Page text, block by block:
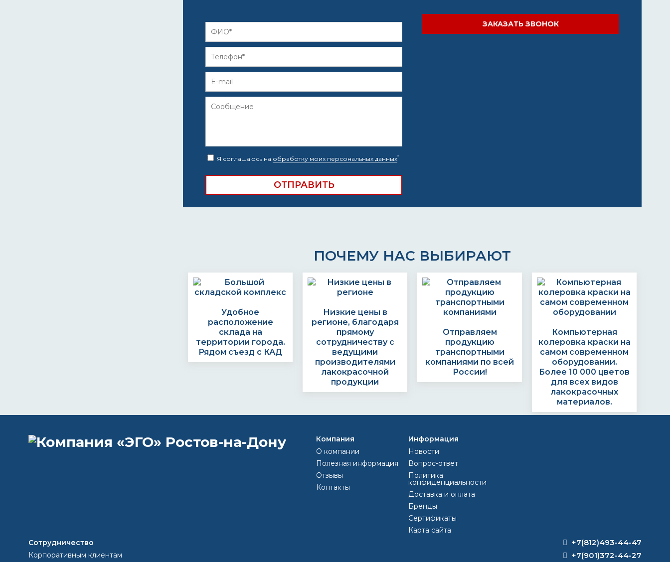
Я соглашаюсь на обработку моих персональных данных*
ЗАКАЗАТЬ ЗВОНОК
ПОЧЕМУ НАС ВЫБИРАЮТ
Удобное
расположение
склада на
территории города.
Рядом съезд с КАД
Низкие цены в
регионе, благодаря
прямому
сотрудничеству с
ведущими
производителями
лакокрасочной
продукции
Отправляем
продукцию
транспортными
компаниями по всей
России!
Компьютерная
колеровка краски на
самом современном
оборудовании.
Более 10 000 цветов
для всех видов
лакокрасочных
материалов.
КАК ОФОРМИТЬ ЗАКАЗ?
Выставляем счёт.
Оплата через банк,
наличными
Компания
О компании
Полезная информация
Отзывы
Контакты
Информация
Новости
Вопрос-ответ
Политика
конфиденциальности
Доставка и оплата
Бренды
Сертификаты
Карта сайта
Сотрудничество
Корпоративным клиентам
+7(812)493-44-47
+7(901)372-44-27